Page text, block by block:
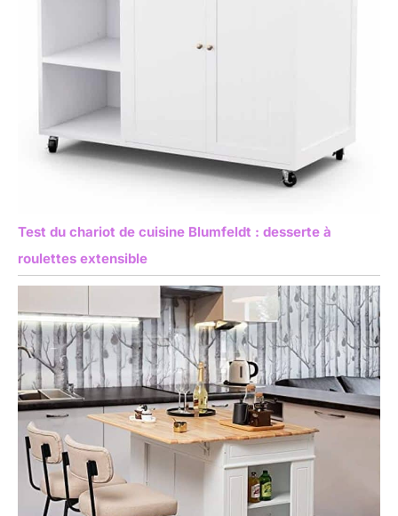
Test du chariot de cuisine Blumfeldt : desserte à
roulettes extensible